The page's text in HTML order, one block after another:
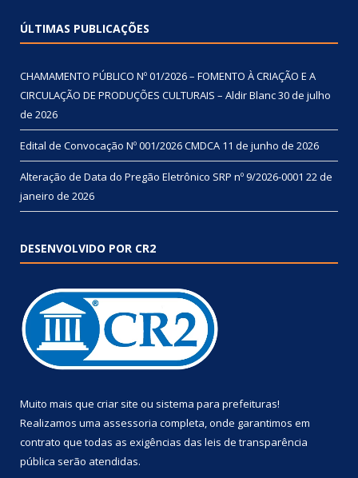
ÚLTIMAS PUBLICAÇÕES
CHAMAMENTO PÚBLICO Nº 01/2026 – FOMENTO À CRIAÇÃO E A
CIRCULAÇÃO DE PRODUÇÕES CULTURAIS – Aldir Blanc30 de julho
de 2026
Edital de Convocação Nº 001/2026 CMDCA 11 de junho de 2026
Alteração de Data do Pregão Eletrônico SRP nº 9/2026-0001 22 de
janeiro de 2026
DESENVOLVIDO POR CR2
Muito mais que criar site ou sistema para prefeituras!
Realizamos uma assessoria completa, onde garantimos em
contrato que todas as exigências das leis de transparência
pública serão atendidas.